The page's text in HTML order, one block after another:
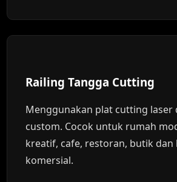
Railing Tangga Cutting
Menggunakan plat cutting
custom. Cocok untuk rumah
kreatif, cafe, restoran, butik dan
komersial.